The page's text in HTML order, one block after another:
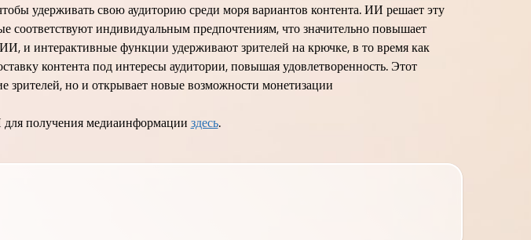
удерживать свою аудиторию среди моря вариантов контента. ИИ решает эту
соответствуют индивидуальным предпочтениям, что значительно повышает
и интерактивные функции удерживают зрителей на крючке, в то время как
контента под интересы аудитории, повышая удовлетворенность. Этот
зрителей, но и открывает новые возможности монетизации
получения медиаинформации здесь.